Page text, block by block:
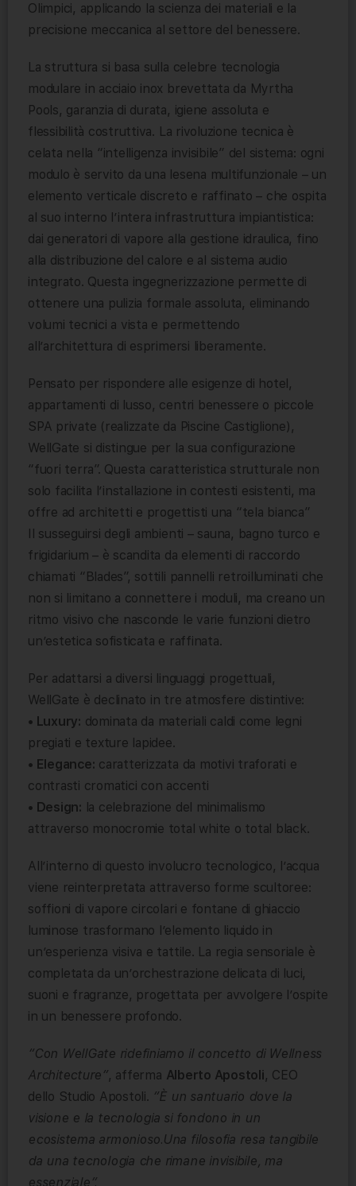
Olimpici, applicando la scienza dei materiali e la
precisione meccanica al settore del benessere.
La struttura si basa sulla celebre tecnologia
modulare in acciaio inox brevettata da Myrtha
Pools, garanzia di durata, igiene assoluta e
flessibilità costruttiva. La rivoluzione tecnica è
celata nella “intelligenza invisibile” del sistema: ogni
modulo è servito da una lesena multifunzionale – un
elemento verticale discreto e raffinato – che ospita
al suo interno l’intera infrastruttura impiantistica:
dai generatori di vapore alla gestione idraulica, fino
alla distribuzione del calore e al sistema audio
integrato. Questa ingegnerizzazione permette di
ottenere una pulizia formale assoluta, eliminando
volumi tecnici a vista e permettendo
all’architettura di esprimersi liberamente.
Pensato per rispondere alle esigenze di hotel,
appartamenti di lusso, centri benessere o piccole
SPA private (realizzate da Piscine Castiglione),
WellGate si distingue per la sua configurazione
“fuori terra”. Questa caratteristica strutturale non
solo facilita l’installazione in contesti esistenti, ma
offre ad architetti e progettisti una “tela bianca”
Il susseguirsi degli ambienti – sauna, bagno turco e
frigidarium – è scandita da elementi di raccordo
chiamati “Blades”, sottili pannelli retroilluminati che
non si limitano a connettere i moduli, ma creano un
ritmo visivo che nasconde le varie funzioni dietro
un’estetica sofisticata e raffinata.
Per adattarsi a diversi linguaggi progettuali,
WellGate è declinato in tre atmosfere distintive:
• Luxury: dominata da materiali caldi come legni
pregiati e texture lapidee.
• Elegance: caratterizzata da motivi traforati e
contrasti cromatici con accenti
• Design: la celebrazione del minimalismo
attraverso monocromie total white o total black.
All’interno di questo involucro tecnologico, l’acqua
viene reinterpretata attraverso forme scultoree:
soffioni di vapore circolari e fontane di ghiaccio
luminose trasformano l’elemento liquido in
un’esperienza visiva e tattile. La regia sensoriale è
completata da un’orchestrazione delicata di luci,
suoni e fragranze, progettata per avvolgere l’ospite
in un benessere profondo.
“Con WellGate ridefiniamo il concetto di Wellness
Architecture”, afferma Alberto Apostoli, CEO
dello Studio Apostoli. “È un santuario dove la
visione e la tecnologia si fondono in un
ecosistema armonioso.Una filosofia resa tangibile
da una tecnologia che rimane invisibile, ma
essenziale”.